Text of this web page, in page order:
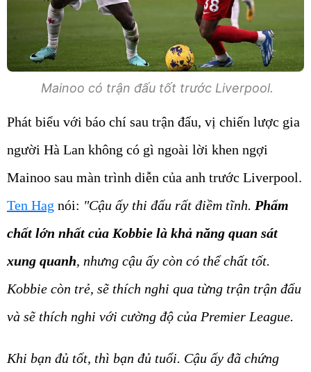
Mainoo có trận đấu tốt trước Liverpool.
Phát biểu với báo chí sau trận đấu, vị chiến lược gia
người Hà Lan không có gì ngoài lời khen ngợi
Mainoo sau màn trình diễn của anh trước Liverpool.
Ten Hag nói: "Cậu ấy thi đấu rất điềm tĩnh. Phẩm
chất lớn nhất của Kobbie là khả năng quan sát
xung quanh, nhưng cậu ấy còn có thể chất tốt.
Kobbie còn trẻ, sẽ thích nghi qua từng trận trận đấu
và sẽ thích nghi với cường độ của Premier League.
Khi bạn đủ tốt, thì bạn đủ tuổi. Cậu ấy đã chứng